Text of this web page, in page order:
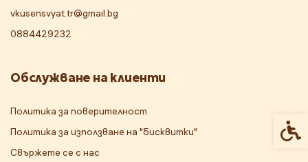
vkusensvyat.tr@gmail.bg
0884429232
Обслужване на клиенти
Политика за поверителност
Политика за използване на "бисквитки"
Свържете се с нас